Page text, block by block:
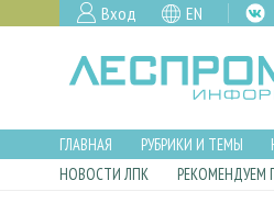
Вход EN
ГЛАВНАЯ РУБРИКИ И ТЕМЫ
НОВОСТИ ЛПК
РЕКОМЕНДУЕМ